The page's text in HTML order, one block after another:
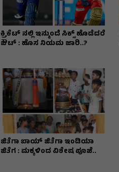
ಕ್ರಿಕೆಟ್ ನಲ್ಲಿ ಇನ್ಮುಂದೆ ಸಿಕ್ಸ್ ಹೊಡೆದರೆ
ಔಟ್ : ಹೊಸ ನಿಯಮ ಜಾರಿ..?
ಜಿತೆಗಾ ಬಾಯ್ ಜಿತೆಗಾ ಇಂಡಿಯಾ
ಜಿತೆಗ : ಮಕ್ಕಳಿಂದ ವಿಶೇಷ ಪೂಜೆ..